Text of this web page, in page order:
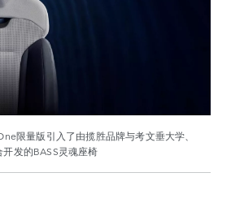
限量版引入了由揽胜品牌与考文垂大学、
发的BASS灵魂座椅